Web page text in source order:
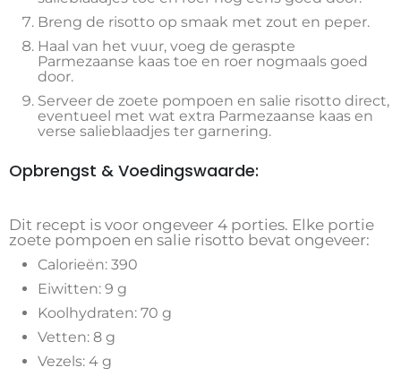
Breng de risotto op smaak met zout en peper.
Haal van het vuur, voeg de geraspte
Parmezaanse kaas toe en roer nogmaals goed
door.
Serveer de zoete pompoen en salie risotto direct,
eventueel met wat extra Parmezaanse kaas en
verse salieblaadjes ter garnering.
Opbrengst & Voedingswaarde:
Dit recept is voor ongeveer 4 porties. Elke portie
zoete pompoen en salie risotto bevat ongeveer:
Calorieën: 390
Eiwitten: 9 g
Koolhydraten: 70 g
Vetten: 8 g
Vezels: 4 g